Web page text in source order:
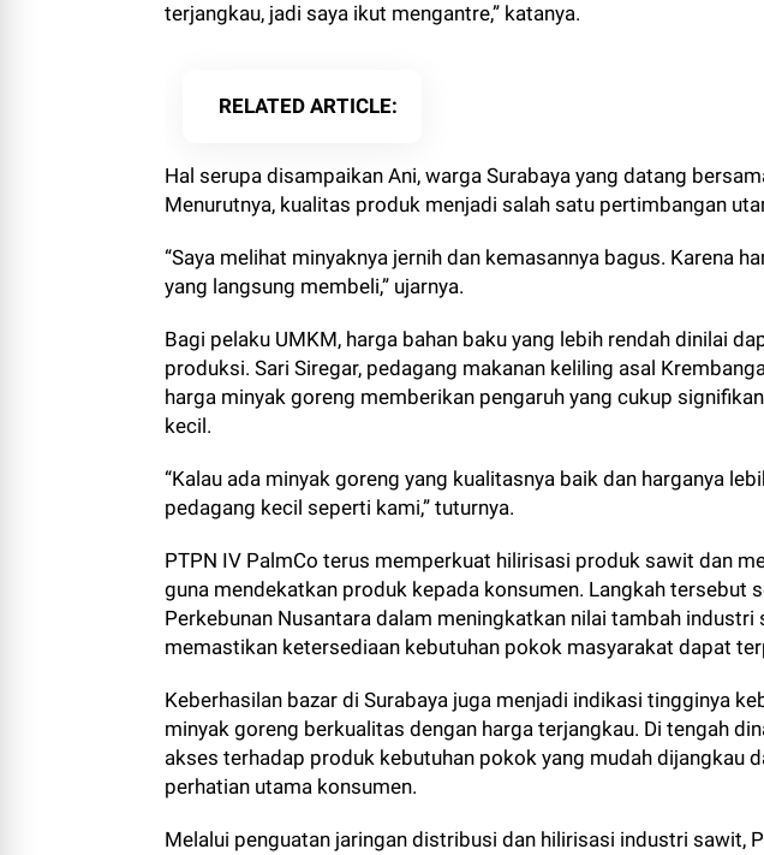
terjangkau, jadi saya ikut mengantre,” katanya.
RELATED ARTICLE
Hal serupa disampaikan Ani, warga Surabaya yang datang
Menurutnya, kualitas produk menjadi salah satu pertimbangan
“Saya melihat minyaknya jernih dan kemasannya bagus. Karena
yang langsung membeli,” ujarnya.
Bagi pelaku UMKM, harga bahan baku yang lebih rendah dinilai
produksi. Sari Siregar, pedagang makanan keliling asal
harga minyak goreng memberikan pengaruh yang cukup
kecil.
“Kalau ada minyak goreng yang kualitasnya baik dan harganya
pedagang kecil seperti kami,” tuturnya.
PTPN IV PalmCo terus memperkuat hilirisasi produk sawit dan
guna mendekatkan produk kepada konsumen. Langkah tersebut
Perkebunan Nusantara dalam meningkatkan nilai tambah
memastikan ketersediaan kebutuhan pokok masyarakat dapat
Keberhasilan bazar di Surabaya juga menjadi indikasi tingginya
minyak goreng berkualitas dengan harga terjangkau. Di tengah
akses terhadap produk kebutuhan pokok yang mudah dijangkau
perhatian utama konsumen.
Melalui penguatan jaringan distribusi dan hilirisasi industri sawit,